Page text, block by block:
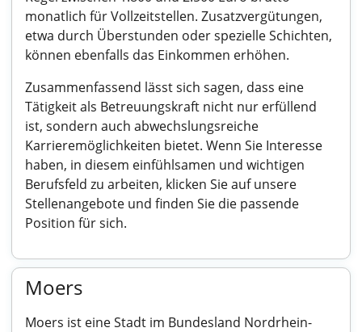
monatlich für Vollzeitstellen. Zusatzvergütungen,
etwa durch Überstunden oder spezielle Schichten,
können ebenfalls das Einkommen erhöhen.
Zusammenfassend lässt sich sagen, dass eine
Tätigkeit als Betreuungskraft nicht nur erfüllend
ist, sondern auch abwechslungsreiche
Karrieremöglichkeiten bietet. Wenn Sie Interesse
haben, in diesem einfühlsamen und wichtigen
Berufsfeld zu arbeiten, klicken Sie auf unsere
Stellenangebote und finden Sie die passende
Position für sich.
Moers
Moers ist eine Stadt im Bundesland Nordrhein-